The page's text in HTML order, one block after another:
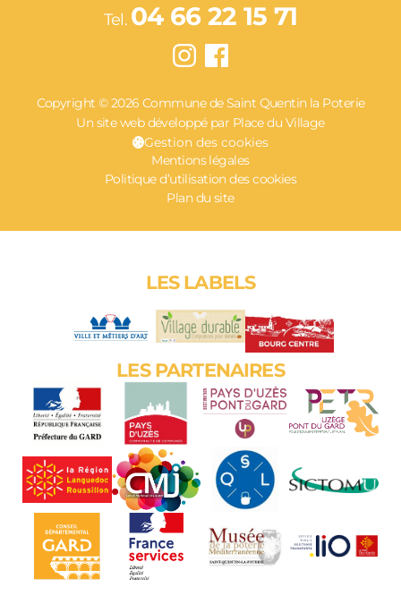
Tel. 04 66 22 15 71
Copyright © 2026 Commune de Saint Quentin la Poterie
Un site web développé par Place du Village
Gestion des cookies
Mentions légales
Politique d’utilisation des cookies
Plan du site
LES LABELS
LES PARTENAIRES